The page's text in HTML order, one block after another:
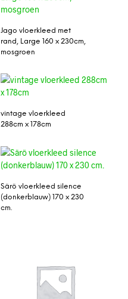
Jago vloerkleed met
rand, Large 160 x 230cm,
mosgroen
vintage vloerkleed
288cm x 178cm
Särö vloerkleed silence
(donkerblauw) 170 x 230
cm.